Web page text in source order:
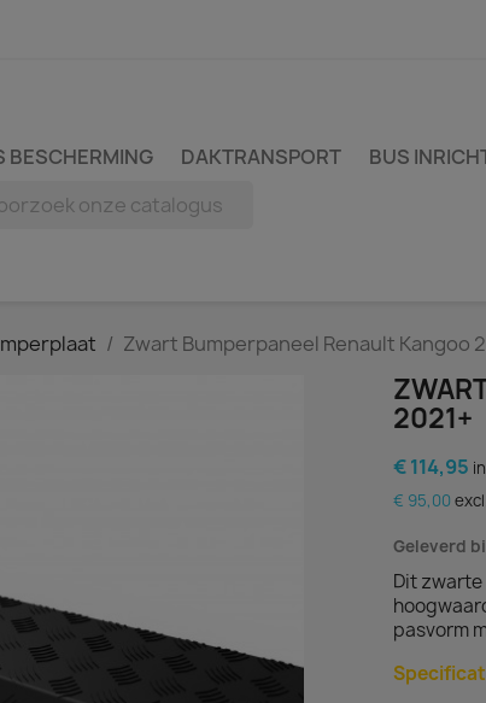
BESCHERMING DAKTRANSPORT BUS
Zwart Bumperpaneel Renault Kangoo
2021+
€ 114,95
€ 95,00
Geleverd
Dit zwarte
pasvorm